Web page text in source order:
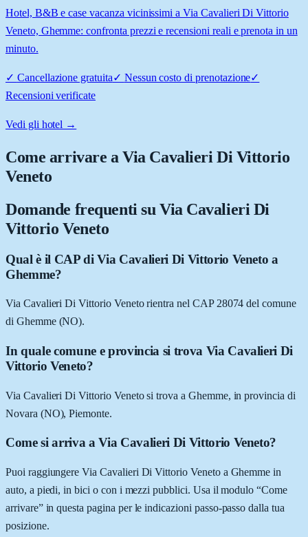
Hotel, B&B e case vacanza vicinissimi a Via Cavalieri Di Vittorio
Veneto, Ghemme: confronta prezzi e recensioni reali e prenota in un
minuto.
✓ Cancellazione gratuita✓ Nessun costo di prenotazione✓
Recensioni verificate
Vedi gli hotel →
Come arrivare aVia Cavalieri Di Vittorio
Veneto
Domande frequenti su Via Cavalieri Di
Vittorio Veneto
Qual è il CAP di Via Cavalieri Di Vittorio Veneto a
Ghemme?
Via Cavalieri Di Vittorio Veneto rientra nel CAP 28074 del comune
di Ghemme (NO).
In quale comune e provincia si trova Via Cavalieri Di
Vittorio Veneto?
Via Cavalieri Di Vittorio Veneto si trova a Ghemme, in provincia di
Novara (NO), Piemonte.
Come si arriva a Via Cavalieri Di Vittorio Veneto?
Puoi raggiungere Via Cavalieri Di Vittorio Veneto a Ghemme in
auto, a piedi, in bici o con i mezzi pubblici. Usa il modulo “Come
arrivare” in questa pagina per le indicazioni passo-passo dalla tua
posizione.